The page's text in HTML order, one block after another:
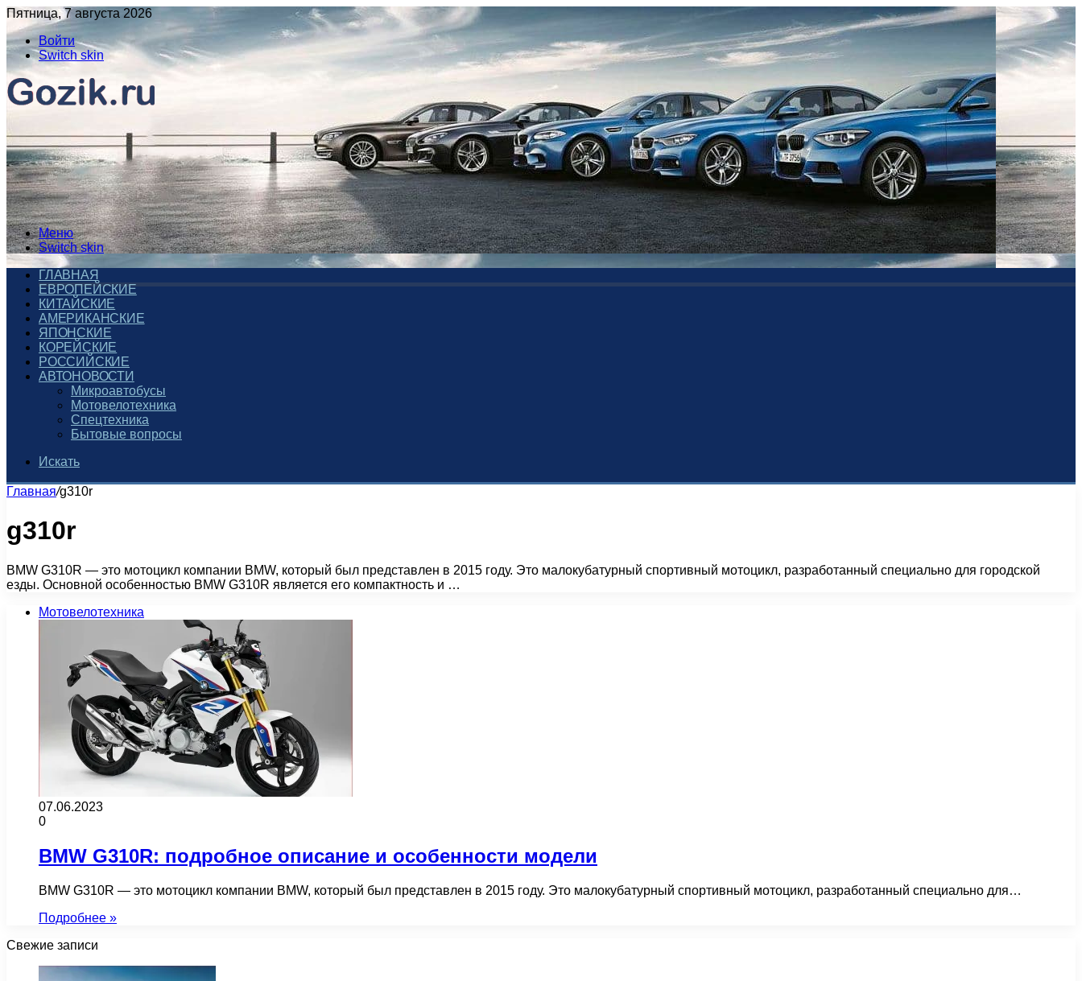
Пятница, 7 августа 2026
Войти
Switch skin
Меню
Switch skin
ГЛАВНАЯ
ЕВРОПЕЙСКИЕ
КИТАЙСКИЕ
АМЕРИКАНСКИЕ
ЯПОНСКИЕ
КОРЕЙСКИЕ
РОССИЙСКИЕ
АВТОНОВОСТИ
Микроавтобусы
Мотовелотехника
Спецтехника
Бытовые вопросы
Искать
Главная/g310r
g310r
BMW G310R — это мотоцикл компании BMW, который был представлен в 2015 году. Это малокубатурный спортивный мотоцикл, разработанный специально для городской
езды. Основной особенностью BMW G310R является его компактность и …
Мотовелотехника
07.06.2023
0
BMW G310R: подробное описание и особенности модели
BMW G310R — это мотоцикл компании BMW, который был представлен в 2015 году. Это малокубатурный спортивный мотоцикл, разработанный специально для…
Подробнее »
Свежие записи